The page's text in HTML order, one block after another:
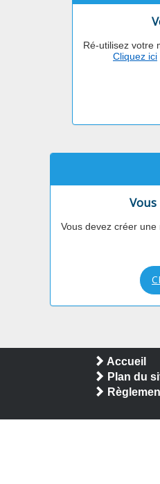
Ré-utilisez votre
Cliquez ici
Vous
Vous devez créer
Accueil
Plan du